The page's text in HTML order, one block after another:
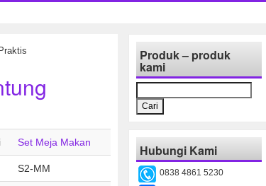
Set Meja Makan
S2-MM
Produk – produk
kami
untuk:
Hubungi Kami
0838 4861 5230